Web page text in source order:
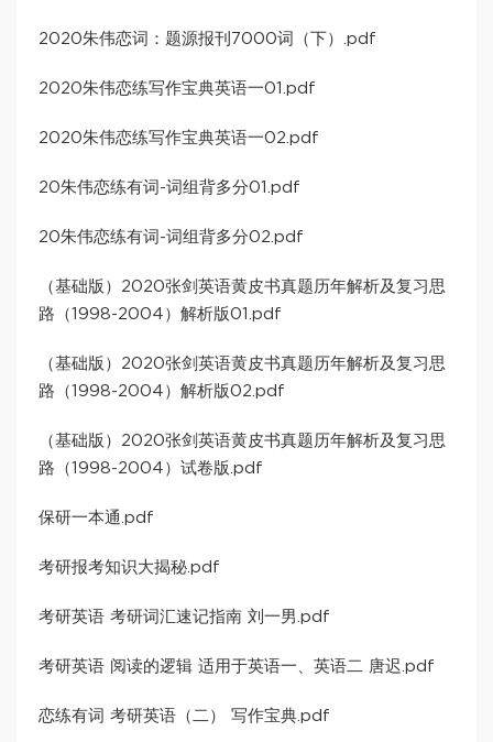
2020朱伟恋词：题源报刊7000词（下）.pdf
2020朱伟恋练写作宝典英语一01.pdf
2020朱伟恋练写作宝典英语一02.pdf
20朱伟恋练有词-词组背多分01.pdf
20朱伟恋练有词-词组背多分02.pdf
（基础版）2020张剑英语黄皮书真题历年解析及复习思
路（1998-2004）解析版01.pdf
（基础版）2020张剑英语黄皮书真题历年解析及复习思
路（1998-2004）解析版02.pdf
（基础版）2020张剑英语黄皮书真题历年解析及复习思
路（1998-2004）试卷版.pdf
保研一本通.pdf
考研报考知识大揭秘.pdf
考研英语 考研词汇速记指南 刘一男.pdf
考研英语 阅读的逻辑 适用于英语一、英语二 唐迟.pdf
恋练有词 考研英语（二） 写作宝典.pdf